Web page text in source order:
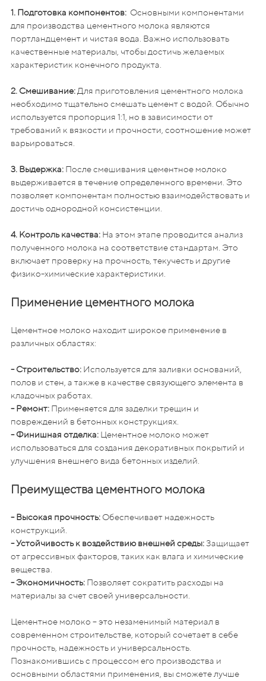
1. Подготовка компонентов: Основными компонентами
для производства цементного молока являются
портландцемент и чистая вода. Важно использовать
качественные материалы, чтобы достичь желаемых
характеристик конечного продукта.
2. Смешивание: Для приготовления цементного молока
необходимо тщательно смешать цемент с водой. Обычно
используется пропорция 1:1, но в зависимости от
требований к вязкости и прочности, соотношение может
варьироваться.
3. Выдержка: После смешивания цементное молоко
выдерживается в течение определенного времени. Это
позволяет компонентам полностью взаимодействовать и
достичь однородной консистенции.
4. Контроль качества: На этом этапе проводится анализ
полученного молока на соответствие стандартам. Это
включает проверку на прочность, текучесть и другие
физико-химические характеристики.
Применение цементного молока
Цементное молоко находит широкое применение в
различных областях:
- Строительство: Используется для заливки оснований,
полов и стен, а также в качестве связующего элемента в
кладочных работах.
- Ремонт: Применяется для заделки трещин и
повреждений в бетонных конструкциях.
- Финишная отделка: Цементное молоко может
использоваться для создания декоративных покрытий и
улучшения внешнего вида бетонных изделий.
Преимущества цементного молока
- Высокая прочность: Обеспечивает надежность
конструкций.
- Устойчивость к воздействию внешней среды:Защищает
от агрессивных факторов, таких как влага и химические
вещества.
- Экономичность: Позволяет сократить расходы на
материалы за счет своей универсальности.
Цементное молоко – это незаменимый материал в
современном строительстве, который сочетает в себе
прочность, надежность и универсальность.
Познакомившись с процессом его производства и
основными областями применения, вы сможете лучше